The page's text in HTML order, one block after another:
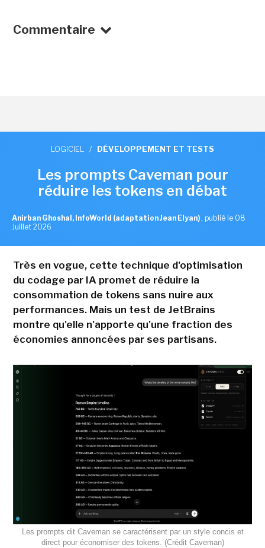
Commentaire
LOGICIEL / DÉVELOPPEMENT ET TESTS
Les prompts Caveman pour
réduire les tokens en débat
Anirban Ghoshal, InfoWorld (adaptation Jean Elyan) , publié le 08
Juillet 2026
Très en vogue, cette technique d'optimisation
du codage par IA promet de réduire la
consommation de tokens sans nuire aux
performances. Mais un test de JetBrains
montre qu'elle n'apporte qu'une fraction des
économies annoncées par ses partisans.
Les prompts dit Caveman se caractérisent par un style concis et
direct pour économiser des tokens. (Crédit Caveman)